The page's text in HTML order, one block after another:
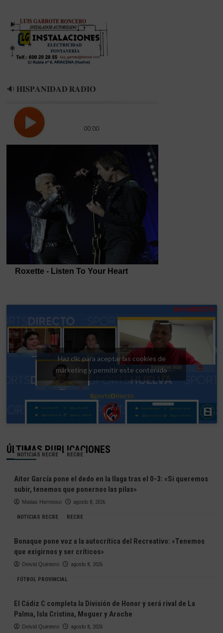
🔉 𝐇𝐈𝐒𝐏𝐀𝐍𝐈𝐃𝐀𝐃 𝐑𝐀𝐃𝐈𝐎
Haz clic para aceptar las cookies de
márketing y permitir este contenido
ÚLTIMAS PUBLICACIONES
NOTICIAS RECRE RECRE
Aitor García pone el dedo en la llaga tras el 0-3: «Si queremos
subir, tenemos que ponernos las pilas»
Matias Hermoso agosto 8, 2026
NOTICIAS RECRE RECRE
Bonaque pone voz a la autocrítica del Recreativo: «Tenemos
que exigirnos y ser críticos»
Deivid Quintero agosto 8, 2026
FÚTBOL PROVINCIAL
El Cádiz C completa la División de Honor y será rival de La
Palma, Isla Cristina, Moguer y Aroche
Deivid Quintero agosto 8, 2026